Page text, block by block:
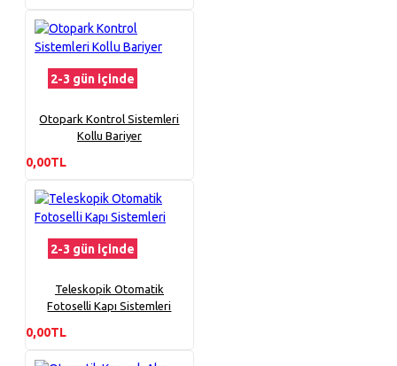
2-3 gün içinde
Otopark Kontrol Sistemleri
Kollu Bariyer
0,00TL
2-3 gün içinde
Teleskopik Otomatik
Fotoselli Kapı Sistemleri
0,00TL